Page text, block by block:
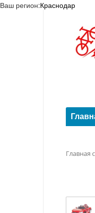
Ваш регион:Краснодар
Главная